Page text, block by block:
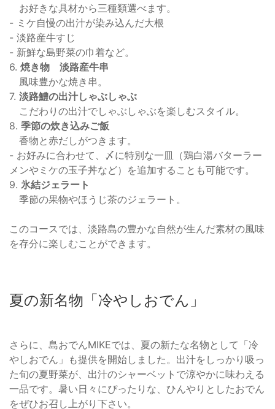
お好きな具材から三種類選べます。
- ミケ自慢の出汁が染み込んだ大根
- 淡路産牛すじ
- 新鮮な島野菜の巾着など。
6. 焼き物 淡路産牛串
風味豊かな焼き串。
7. 淡路鱧の出汁しゃぶしゃぶ
こだわりの出汁でしゃぶしゃぶを楽しむスタイル。
8. 季節の炊き込みご飯
香物と赤だしがつきます。
- お好みに合わせて、〆に特別な一皿（鶏白湯バターラー
メンやミケの玉子丼など）を追加することも可能です。
9. 氷結ジェラート
季節の果物やほうじ茶のジェラート。
このコースでは、淡路島の豊かな自然が生んだ素材の風味
を存分に楽しむことができます。
夏の新名物「冷やしおでん」
さらに、島おでんMIKEでは、夏の新たな名物として「冷
やしおでん」も提供を開始しました。出汁をしっかり吸っ
た旬の夏野菜が、出汁のシャーベットで涼やかに味わえる
一品です。暑い日々にぴったりな、ひんやりとしたおでん
をぜひお召し上がり下さい。